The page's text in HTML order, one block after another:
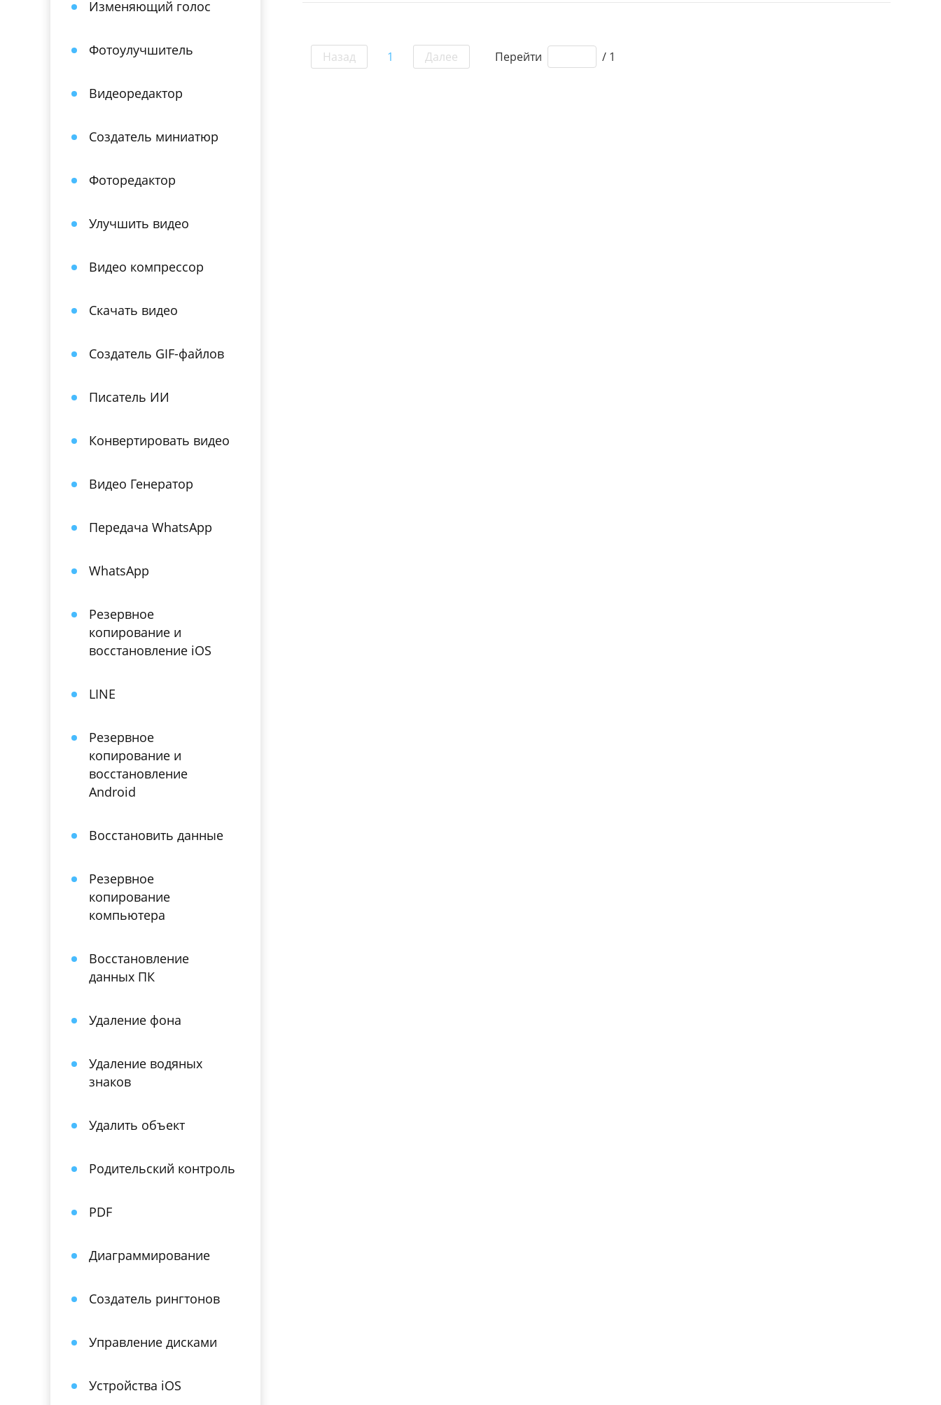
Изменяющий голос
Фотоулучшитель
Видеоредактор
Создатель миниатюр
Фоторедактор
Улучшить видео
Видео компрессор
Скачать видео
Создатель GIF-файлов
Писатель ИИ
Конвертировать видео
Видео Генератор
Передача WhatsApp
WhatsApp
Резервное
копирование и
восстановление iOS
LINE
Резервное
копирование и
восстановление
Android
Восстановить данные
Резервное
копирование
компьютера
Восстановление
данных ПК
Удаление фона
Удаление водяных
знаков
Удалить объект
Родительский контроль
PDF
Диаграммирование
Создатель рингтонов
Управление дисками
Устройства iOS
Назад 1 Далее Перейти / 1